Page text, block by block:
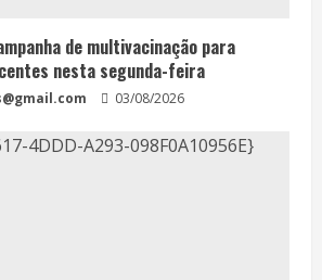
de multivacinação para
nesta segunda-feira
03/08/2026